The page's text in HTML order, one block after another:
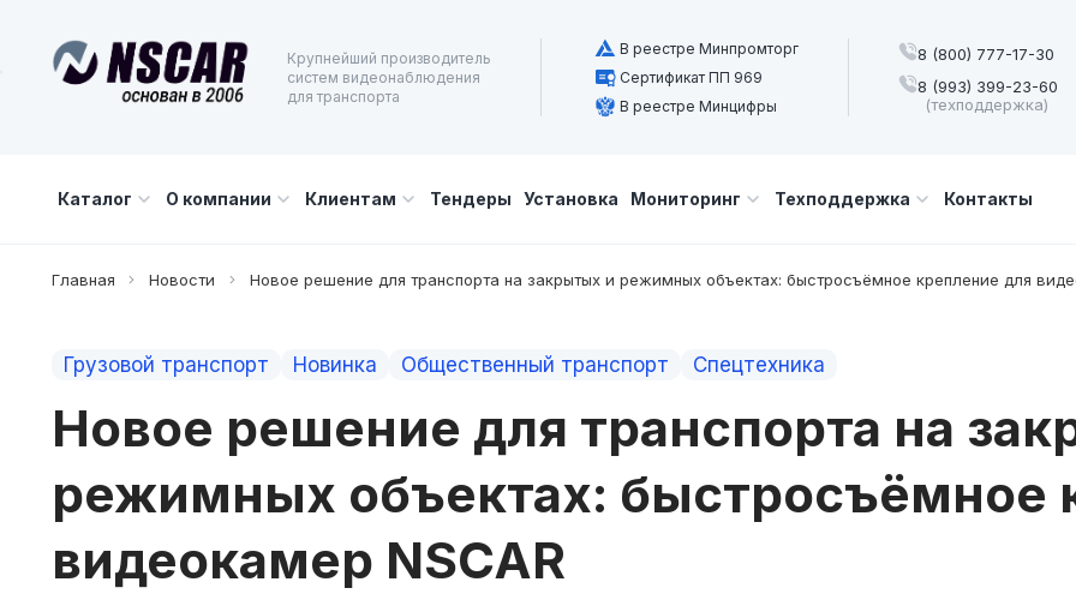
Крупнейший производитель
систем видеонаблюдения
для транспорта
В реестре Минпромторг
Сертификат ПП 969
В реестре Минцифры
8 (800) 777-17-30
8 (993) 399-23-60
(техподдержка)
Каталог О компании Клиентам Тендеры Установка Мониторинг Техподдержка Контакты
Главная Новости Новое решение для транспорта на закрытых и режимных объектах: быстросъёмное крепление для
Грузовой транспорт Новинка Общественный транспорт Спецтехника
Новое решение для транспорта на
режимных объектах: быстросъёмное
видеокамер NSCAR